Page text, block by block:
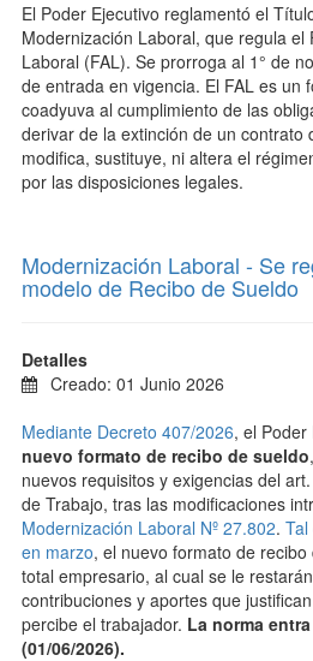
El Poder Ejecutivo reglamentó el
Modernización Laboral, que regula el
Laboral (FAL). Se prorroga al 1° de
de entrada en vigencia. El FAL es un
coadyuva al cumplimiento de las
derivar de la extinción de un contrato
modifica, sustituye, ni altera el
por las disposiciones legales.
Modernización Laboral - Se
modelo de Recibo de Sueldo
Detalles
Creado: 01 Junio 2026
Mediante Decreto 407/2026, el Poder
nuevo formato de recibo de sueldo
nuevos requisitos y exigencias del
de Trabajo, tras las modificaciones
Modernización Laboral Nº 27.802.
en marzo, el nuevo formato de
total empresario, al cual se le
contribuciones y aportes que
percibe el trabajador. La norma
(01/06/2026).